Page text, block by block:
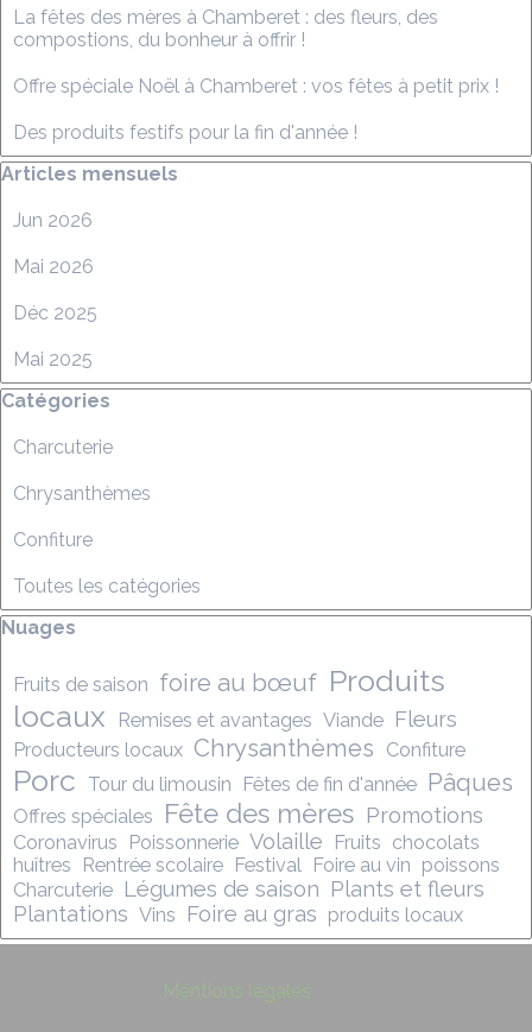
La fêtes des mères à Chamberet : des fleurs, des
compostions, du bonheur à offrir !
Offre spéciale Noël à Chamberet : vos fêtes à petit prix !
Des produits festifs pour la fin d'année !
Sauter le bloc Articles mensuels
Articles mensuels
Jun 2026
Mai 2026
Déc 2025
Mai 2025
Sauter le bloc Catégories
Catégories
Charcuterie
Chrysanthèmes
Confiture
Toutes les catégories
Sauter le bloc Nuages
Nuages
Fruits de saison foire au bœuf Produits
locaux
Remises et avantages Viande Fleurs
Producteurs locaux Chrysanthèmes Confiture
Porc Tour du limousin Fêtes de fin d'année Pâques
Offres spéciales Fête des mères Promotions
Coronavirus Poissonnerie Volaille Fruits chocolats
huîtres
Rentrée scolaire Festival Foire au vin poissons
Charcuterie Légumes de saison Plants et fleurs
Plantations Vins Foire au gras produits locaux
Mentions légales